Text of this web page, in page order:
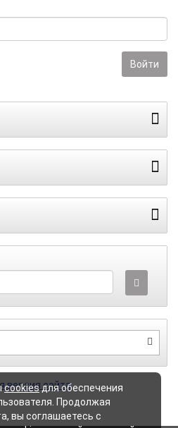
Войти
версия сайта
cookiesдля обеспечения
Продолжая
вы соглашаетесь с